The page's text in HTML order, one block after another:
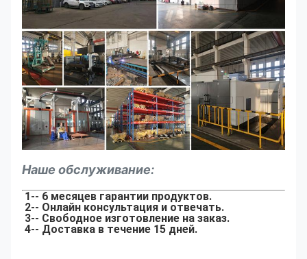
Наше обслуживание:
1-- 6 месяцев гарантии продуктов.
2-- Онлайн консультация и отвечать.
3-- Свободное изготовление на заказ.
4-- Доставка в течение 15 дней.